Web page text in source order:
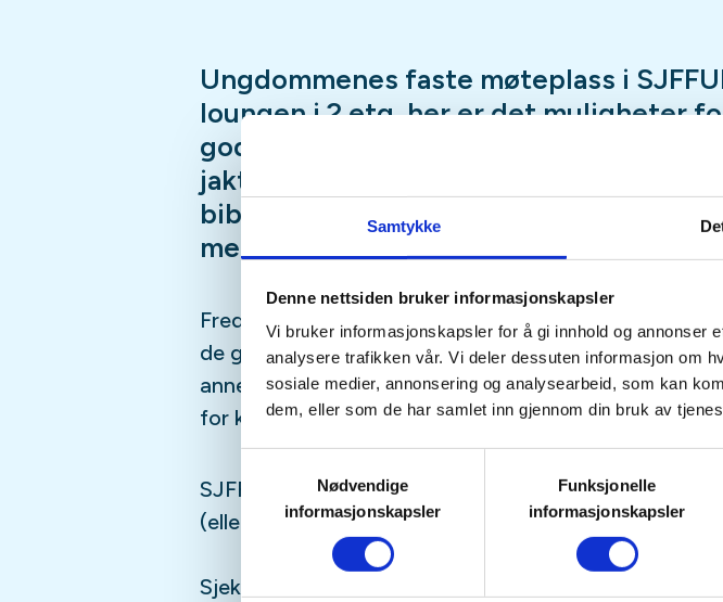
Samtykke
Denne nettsiden bruker informasjonskapsler
Vi bruker informasjonskapsler for å gi innhold og annonser
analysere trafikken vår. Vi deler dessuten informasjon om
sosiale medier, annonsering og analysearbeid, som kan
dem, eller som de har samlet inn gjennom din bruk av
Nødvendige
informasjonskapsler
Funksjonelle
informasjonskapsler
Ungdommenes faste møteplass i
loungen i 2.etg, her er det muligheter
god prat i godt selskap,
jaktsimulator, biljard, en tur innom
bibliotek, Podcast-innspilling og mye,
mer
Fredagsmøtene er fast, hver fredag hele året med
de gangene vi er borte på fisketurer, hytteturer, jakt
annet moro, følg med i aktivitetskalender og på
for kommende aktiviteter!
SJFFUNGs arrangementer er rusfrie, og er for deg
(eller har lyst til å bli)barn/ungdomsmedlem(opp til
Sjekk gjerne ut